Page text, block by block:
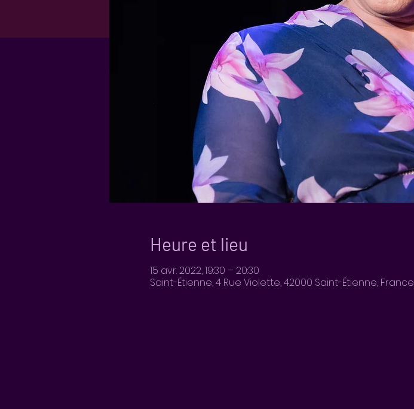
Heure et lieu
15 avr. 2022, 19:30 – 20:30
Saint-Étienne, 4 Rue Violette, 42000 Saint-Étienne, France